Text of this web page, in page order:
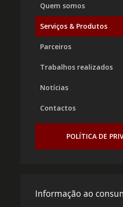
Quem somos
Serviços & Produtos
Parceiros
Trabalhos realizados
Notícias
Contactos
POLÍTICA DE
Informação ao